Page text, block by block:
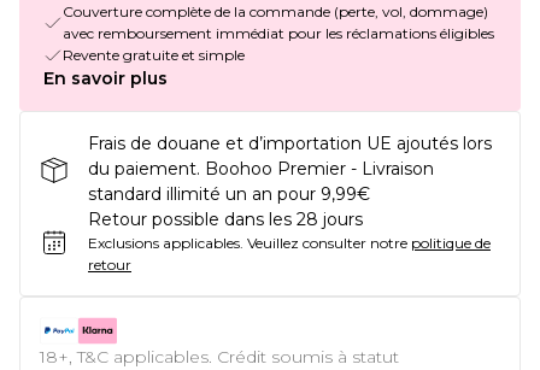
Couverture complète de la commande (perte, vol, dommage)
avec remboursement immédiat pour les réclamations éligibles
Revente gratuite et simple
En savoir plus
Frais de douane et d’importation UE ajoutés lors
du paiement. Boohoo Premier - Livraison
standard illimité un an pour 9,99€
Retour possible dans les 28 jours
Exclusions applicables. Veuillez consulter notre politique de
retour
18+, T&C applicables. Crédit soumis à statut